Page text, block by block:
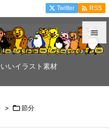
いイラスト素材


Twitter  RSS
> 節分